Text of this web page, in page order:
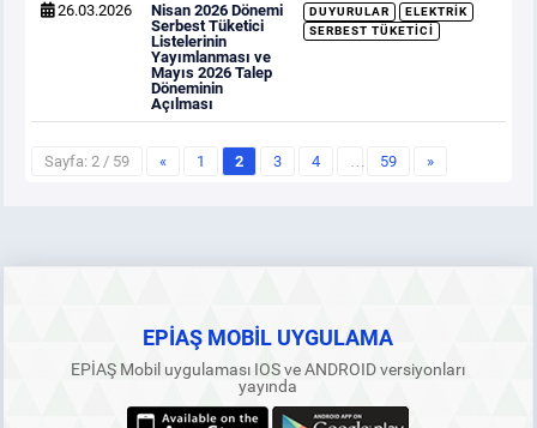
26.03.2026
Nisan 2026 Dönemi
Serbest Tüketici
Listelerinin
Yayımlanması ve
Mayıs 2026 Talep
Döneminin
Açılması
DUYURULAR
ELEKTRIK
SERBEST TÜKETICI
Sayfa: 2 / 59 « 1 2 3 4 … 59 »
EPİAŞ MOBİL UYGULAMA
EPİAŞ Mobil uygulaması IOS ve ANDROID versiyonları
yayında